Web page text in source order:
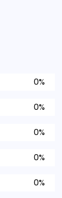
0%
0%
0%
0%
0%